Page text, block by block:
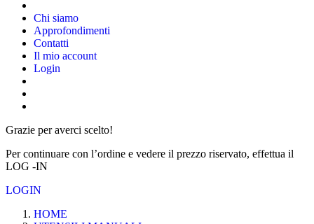
Chi siamo
Approfondimenti
Contatti
Il mio account
Login
Grazie per averci scelto!
Per continuare con l’ordine e vedere il prezzo riservato, effettua il
LOG -IN
LOGIN
HOME